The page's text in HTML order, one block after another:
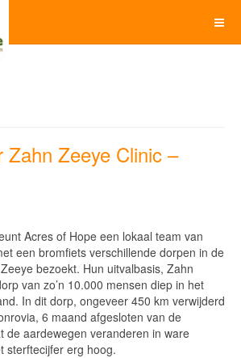
Zahn Zeeye Clinic –
Acres of Hope een lokaal team van
een bromfiets verschillende dorpen in de
bezoekt. Hun uitvalbasis, Zahn
van zo’n 10.000 mensen diep in het
In dit dorp, ongeveer 450 km verwijderd
6 maand afgesloten van de
de aardewegen veranderen in ware
sterftecijfer erg hoog.